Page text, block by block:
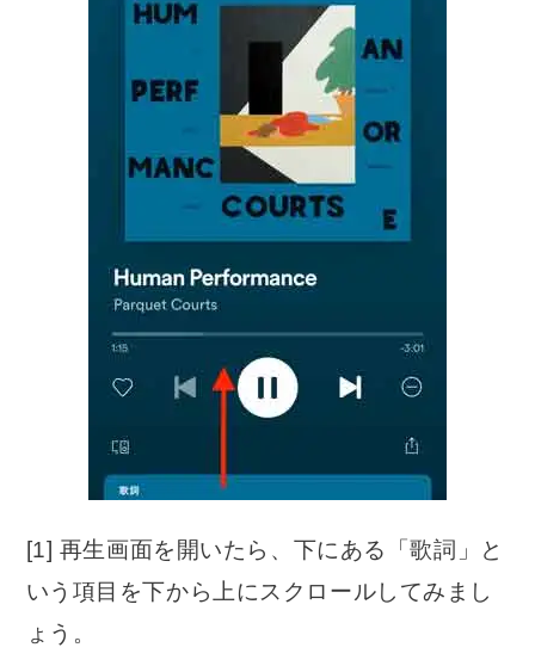
[1] 再生画面を開いたら、下にある「歌詞」と
いう項目を下から上にスクロールしてみまし
ょう。